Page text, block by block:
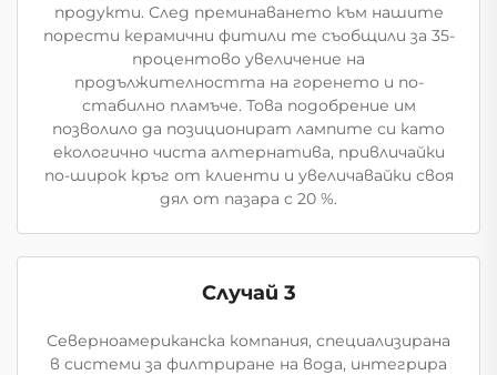
продукти. След преминаването към нашите
порести керамични фитили те съобщили за 35-
процентово увеличение на
продължителността на горенето и по-
стабилно пламъче. Това подобрение им
позволило да позиционират лампите си като
екологично чиста алтернатива, привличайки
по-широк кръг от клиенти и увеличавайки своя
дял от пазара с 20 %.
Случай 3
Северноамериканска компания, специализирана
в системи за филтриране на вода, интегрира